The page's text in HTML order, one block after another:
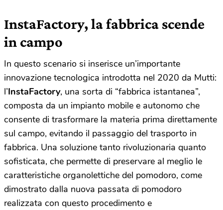
InstaFactory, la fabbrica scende
in campo
In questo scenario si inserisce un’importante
innovazione tecnologica introdotta nel 2020 da Mutti:
l’InstaFactory, una sorta di “fabbrica istantanea”,
composta da un impianto mobile e autonomo che
consente di trasformare la materia prima direttamente
sul campo, evitando il passaggio del trasporto in
fabbrica. Una soluzione tanto rivoluzionaria quanto
sofisticata, che permette di preservare al meglio le
caratteristiche organolettiche del pomodoro, come
dimostrato dalla nuova passata di pomodoro
realizzata con questo procedimento e